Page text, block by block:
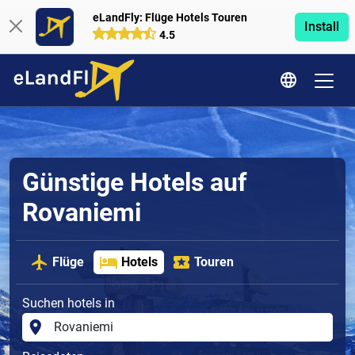
eLandFly: Flüge Hotels Touren
4.5
Install
Günstige Hotels auf
Rovaniemi
Flüge Hotels Touren
Suchen hotels in